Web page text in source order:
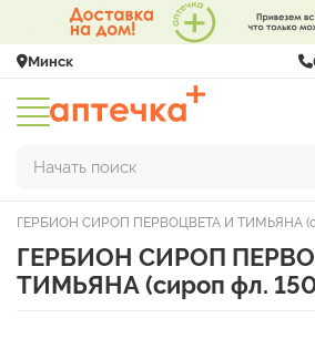
Минск
Начать поиск
ГЕРБИОН СИРОП ПЕРВОЦВЕТА И ТИМЬЯНА
ГЕРБИОН СИРОП
ТИМЬЯНА (сироп фл.